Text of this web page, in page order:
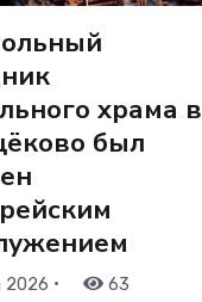
храма в
был
2026 • 63